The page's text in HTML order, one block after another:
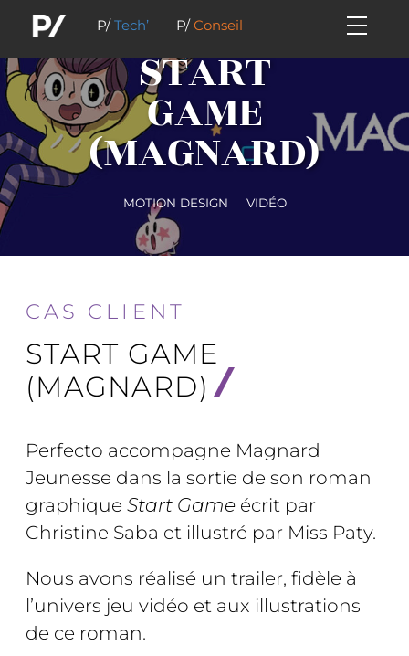
P/Tech’ P/Conseil
START
GAME
(MAGNARD)
MOTION DESIGN VIDÉO
CAS CLIENT
START GAME
(MAGNARD)
Perfecto accompagne Magnard
Jeunesse dans la sortie de son roman
graphiqueStart Game écrit par
Christine Saba et illustré par Miss Paty.
Nous avons réalisé un trailer, fidèle à
l’univers jeu vidéo et aux illustrations
de ce roman.